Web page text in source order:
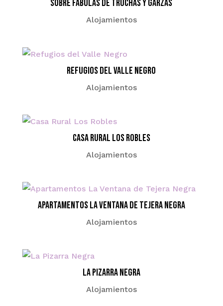
Sobre Fábulas de Truchas y Garzas
Alojamientos
Refugios del Valle Negro
Alojamientos
Casa Rural Los Robles
Alojamientos
Apartamentos La Ventana de Tejera Negra
Alojamientos
La Pizarra Negra
Alojamientos